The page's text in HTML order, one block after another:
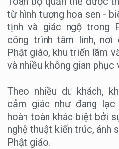
từ hình tượng hoa sen -
tịnh và giác ngộ trong
công trình tâm linh, nơi
Phật giáo, khu triển lãm
và nhiều không gian phục
Theo nhiều du khách,
cảm giác như đang
hoàn toàn khác biệt bởi
nghệ thuật kiến trúc, ánh
Phật giáo.